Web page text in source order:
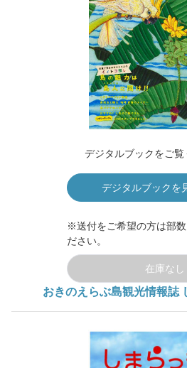
デジタルブックをご覧
デジタルブックを
※送付をご希望の方は部数
ださい。
在庫なし
おきのえらぶ島観光情報誌